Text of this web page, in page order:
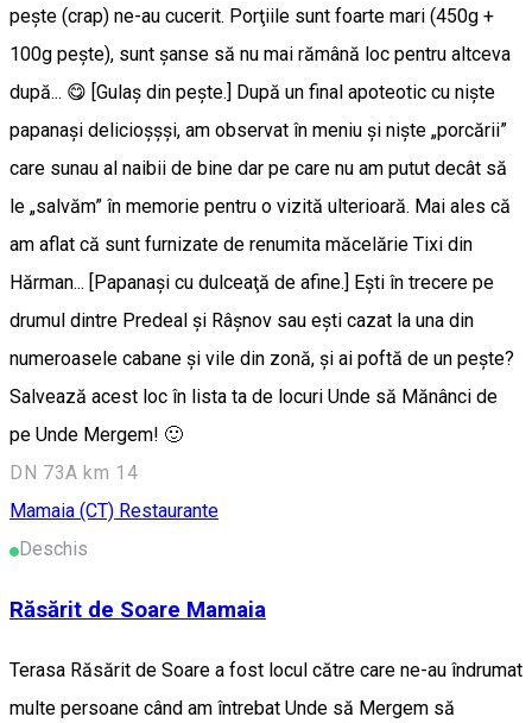
peşte (crap) ne-au cucerit. Porţiile sunt foarte mari (450g +
100g peşte), sunt şanse să nu mai rămână loc pentru altceva
după... 😋 [Gulaş din peşte.] După un final apoteotic cu nişte
papanaşi delicioşşşi, am observat în meniu şi nişte „porcării”
care sunau al naibii de bine dar pe care nu am putut decât să
le „salvăm” în memorie pentru o vizită ulterioară. Mai ales că
am aflat că sunt furnizate de renumita măcelărie Tixi din
Hărman... [Papanaşi cu dulceaţă de afine.] Eşti în trecere pe
drumul dintre Predeal şi Râşnov sau eşti cazat la una din
numeroasele cabane şi vile din zonă, şi ai poftă de un peşte?
Salvează acest loc în lista ta de locuri Unde să Mănânci de
pe Unde Mergem! 🙂
DN 73A km 14
Mamaia (CT) Restaurante
Deschis
Răsărit de Soare Mamaia
Terasa Răsărit de Soare a fost locul către care ne-au îndrumat
multe persoane când am întrebat Unde să Mergem să